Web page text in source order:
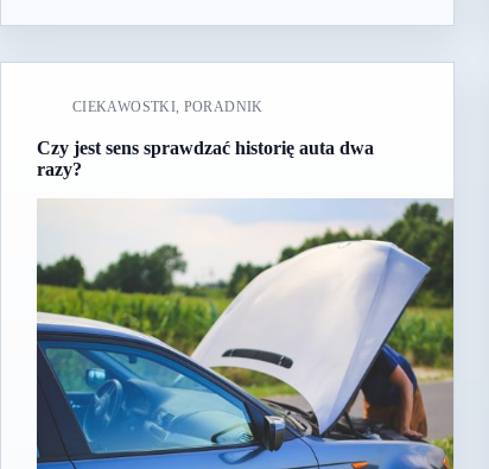
CIEKAWOSTKI, PORADNIK
Czy jest sens sprawdzać historię auta dwa
razy?